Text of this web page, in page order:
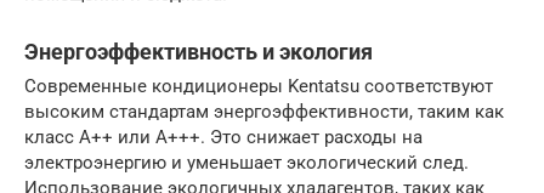
Энергоэффективность и экология
Современные кондиционеры Kentatsu соответствуют
высоким стандартам энергоэффективности, таким как
класс A++ или A+++. Это снижает расходы на
электроэнергию и уменьшает экологический след.
Использование экологичных хладагентов, таких как